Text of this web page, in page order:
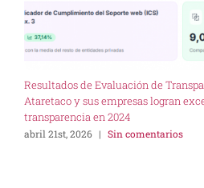
Resultados de Evaluación de
Ataretaco y sus empresas logran
transparencia en 2024
abril 21st, 2026 | Sin comentarios